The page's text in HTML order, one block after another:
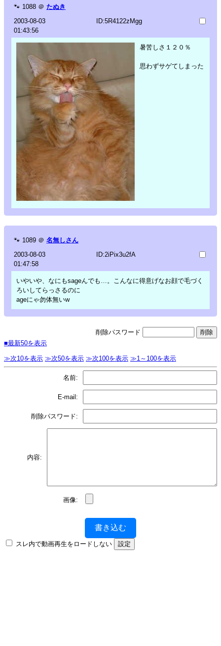
🐾 1088 ＠ たぬき
2003-08-03
01:43:56
ID:5R4122zMgg
暑苦しさ１２０％
思わずサゲてしまった
🐾 1089 ＠ 名無しさん
2003-08-03
01:47:58
ID:2iPix3u2fA
いやいや、なにもsageんでも…。こんなに得意げなお顔で毛づく
ろいしてらっさるのに
ageにゃ勿体無いw
削除パスワード
■最新50を表示
≫次10を表示 ≫次50を表示 ≫次100を表示 ≫1～100を表示
名前:
E-mail:
削除パスワード:
内容:
画像:
書き込む
スレ内で動画再生をロードしない